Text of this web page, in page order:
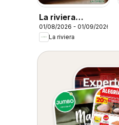
La riviera
catalógo
01/08/2026 - 01/09/2026
La riviera